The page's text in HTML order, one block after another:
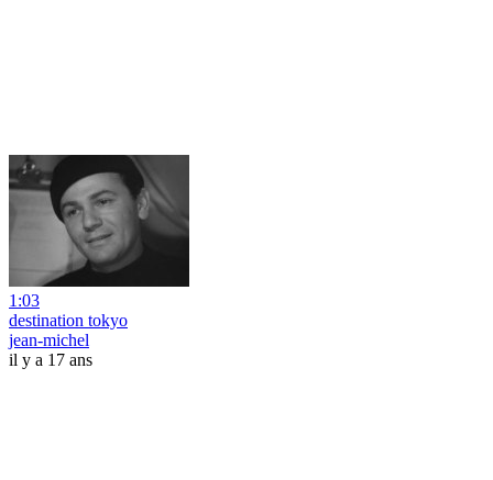
1:03
destination tokyo
jean-michel
il y a 17 ans